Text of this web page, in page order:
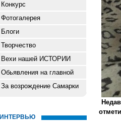
Конкурс
Фотогалерея
Блоги
Творчество
Вехи нашей ИСТОРИИ
Обьявления на главной
За возрождение Самарки
ИНТЕРВЬЮ